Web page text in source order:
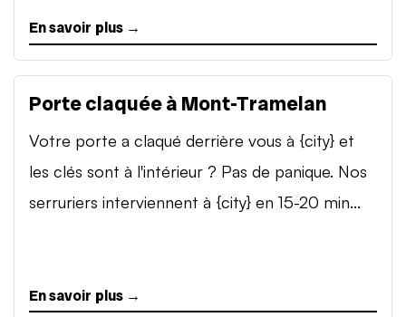
En savoir plus →
Porte claquée à Mont-Tramelan
Votre porte a claqué derrière vous à {city} et
les clés sont à l'intérieur ? Pas de panique. Nos
serruriers interviennent à {city} en 15-20 min...
En savoir plus →